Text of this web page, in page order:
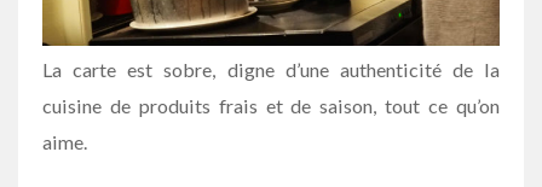
La carte est sobre, digne d’une authenticité de la
cuisine de produits frais et de saison, tout ce qu’on
aime.